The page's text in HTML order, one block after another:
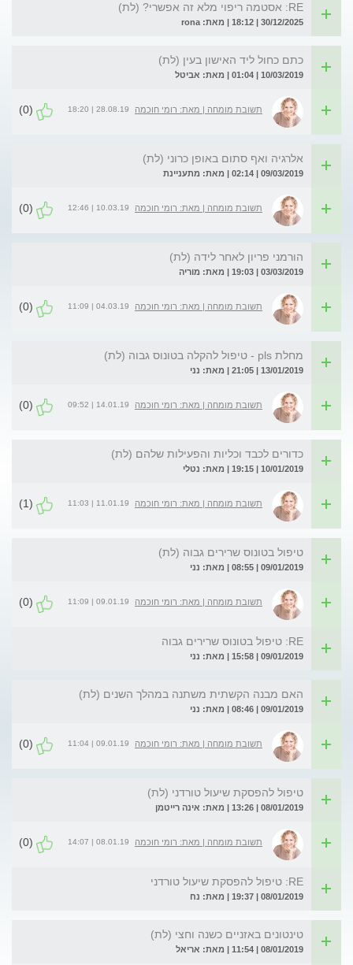
RE: אסטמה ריפוי מלא זה אפשרי? (לת)
30/12/2025 | 18:12 | מאת: rona
כתם כחול ליד האישון בעין (לת)
10/03/2019 | 01:04 | מאת: אביטל
תשובת מומחה | מאת: רומי חוכמה 28.08.19 | 18:20
(0)
אלרגיה ואף סתום באופן כרוני (לת)
09/03/2019 | 02:14 | מאת: מתעניינת
תשובת מומחה | מאת: רומי חוכמה 10.03.19 | 12:46
(0)
הורמני פריון לאחר לידה (לת)
03/03/2019 | 19:03 | מאת: מוריה
תשובת מומחה | מאת: רומי חוכמה 04.03.19 | 11:09
(0)
מחלת pls - טיפול להקלה בטונוס גבוה (לת)
13/01/2019 | 21:05 | מאת: נני
תשובת מומחה | מאת: רומי חוכמה 14.01.19 | 09:52
(0)
כדורים לכבד וכליות והפעילות שלהם (לת)
10/01/2019 | 19:15 | מאת: נטלי
תשובת מומחה | מאת: רומי חוכמה 11.01.19 | 11:03
(1)
טיפול בטונוס שרירים גבוה (לת)
09/01/2019 | 08:55 | מאת: נני
תשובת מומחה | מאת: רומי חוכמה 09.01.19 | 11:09
(0)
RE: טיפול בטונוס שרירים גבוה
09/01/2019 | 15:58 | מאת: נני
האם מבנה הקשתית משתנה במהלך השנים (לת)
09/01/2019 | 08:46 | מאת: נני
תשובת מומחה | מאת: רומי חוכמה 09.01.19 | 11:04
(0)
טיפול להפסקת שיעול טורדני (לת)
08/01/2019 | 13:26 | מאת: אינה רייטמן
תשובת מומחה | מאת: רומי חוכמה 08.01.19 | 14:07
(0)
RE: טיפול להפסקת שיעול טורדני
08/01/2019 | 19:37 | מאת: נח
טינטונים באזניים כשנה וחצי (לת)
08/01/2019 | 11:54 | מאת: אריאל